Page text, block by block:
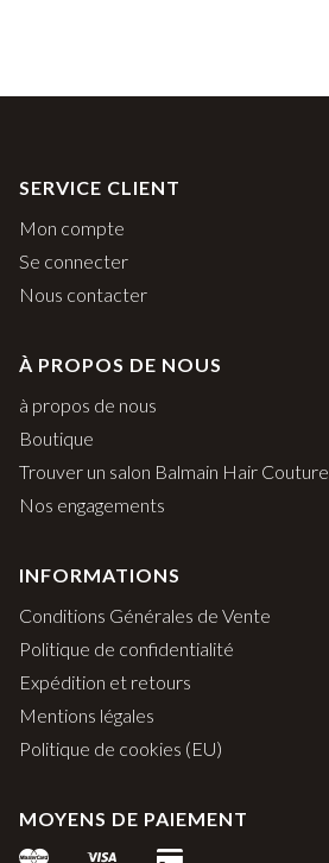
SERVICE CLIENT
Mon compte
Se connecter
Nous contacter
À PROPOS DE NOUS
à propos de nous
Boutique
Trouver un salon Balmain Hair Couture
Nos engagements
INFORMATIONS
Conditions Générales de Vente
Politique de confidentialité
Expédition et retours
Mentions légales
Politique de cookies (EU)
MOYENS DE PAIEMENT